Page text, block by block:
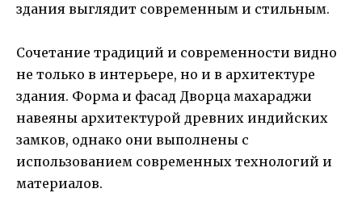
здания выглядит современным и стильным.
Сочетание традиций и современности видно
не только в интерьере, но и в архитектуре
здания. Форма и фасад Дворца махараджи
навеяны архитектурой древних индийских
замков, однако они выполнены с
использованием современных технологий и
материалов.